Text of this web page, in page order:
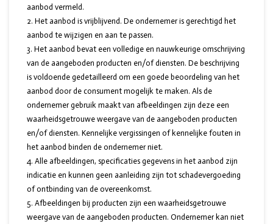
aanbod vermeld.
Het aanbod is vrijblijvend. De ondernemer is gerechtigd het
aanbod te wijzigen en aan te passen.
Het aanbod bevat een volledige en nauwkeurige omschrijving
van de aangeboden producten en/of diensten. De beschrijving
is voldoende gedetailleerd om een goede beoordeling van het
aanbod door de consument mogelijk te maken. Als de
ondernemer gebruik maakt van afbeeldingen zijn deze een
waarheidsgetrouwe weergave van de aangeboden producten
en/of diensten. Kennelijke vergissingen of kennelijke fouten in
het aanbod binden de ondernemer niet.
Alle afbeeldingen, specificaties gegevens in het aanbod zijn
indicatie en kunnen geen aanleiding zijn tot schadevergoeding
of ontbinding van de overeenkomst.
Afbeeldingen bij producten zijn een waarheidsgetrouwe
weergave van de aangeboden producten. Ondernemer kan niet